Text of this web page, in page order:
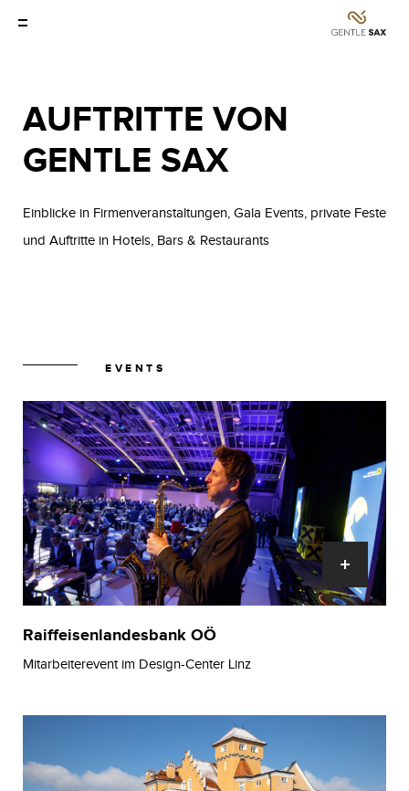
AUFTRITTE VON
GENTLE SAX
Einblicke in Firmenveranstaltungen, Gala Events, private Feste
und Auftritte in Hotels, Bars & Restaurants
EVENTS
Raiffeisenlandesbank OÖ
Mitarbeiterevent im Design-Center Linz